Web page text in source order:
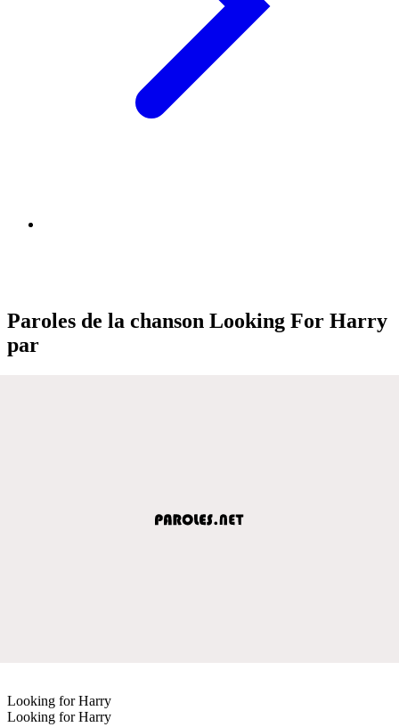
Paroles de la chanson Looking For Harry
par
Looking for Harry
Looking for Harry